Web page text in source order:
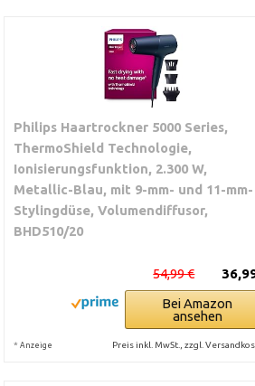
Philips Haartrockner 5000 Series,
ThermoShield Technologie,
Ionisierungsfunktion, 2.300 W,
Metallic-Blau, mit 9-mm- und 11-mm-
Stylingdüse, Volumendiffusor,
BHD510/20
54,99 €
Bei Amazon
ansehen
* Anzeige Preis inkl. MwSt., zzgl.